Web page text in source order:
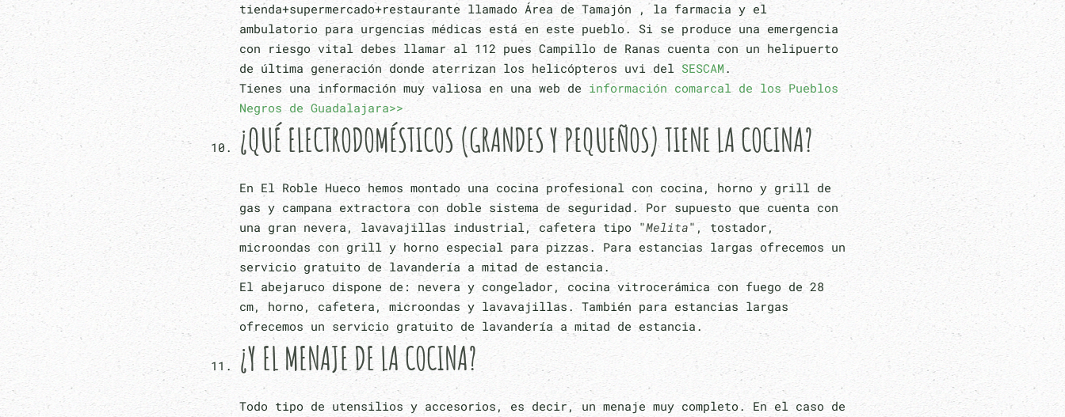
tienda+supermercado+restaurante llamado Área de Tamajón , la farmacia y el
ambulatorio para urgencias médicas está en este pueblo. Si se produce una emergencia
con riesgo vital debes llamar al 112 pues Campillo de Ranas cuenta con un helipuerto
de última generación donde aterrizan los helicópteros uvi del SESCAM .
Tienes una información muy valiosa en una web de información comarcal de los Pueblos
Negros de Guadalajara>>
¿QUÉ ELECTRODOMÉSTICOS (GRANDES Y PEQUEÑOS) TIENE LA COCINA?
En El Roble Hueco hemos montado una cocina profesional con cocina, horno y grill de
gas y campana extractora con doble sistema de seguridad. Por supuesto que cuenta con
una gran nevera, lavavajillas industrial, cafetera tipo "Melita", tostador,
microondas con grill y horno especial para pizzas. Para estancias largas ofrecemos un
servicio gratuito de lavandería a mitad de estancia.
El abejaruco dispone de: nevera y congelador, cocina vitrocerámica con fuego de 28
cm, horno, cafetera, microondas y lavavajillas. También para estancias largas
ofrecemos un servicio gratuito de lavandería a mitad de estancia.
¿Y EL MENAJE DE LA COCINA?
Todo tipo de utensilios y accesorios, es decir, un menaje muy completo. En el caso de